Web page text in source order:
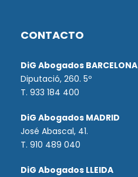
CONTACTO
DiG Abogados BARCELONA
Diputació, 260. 5º
T. 933 184 400
DiG Abogados MADRID
José Abascal, 41.
T. 910 489 040
DiG Abogados LLEIDA